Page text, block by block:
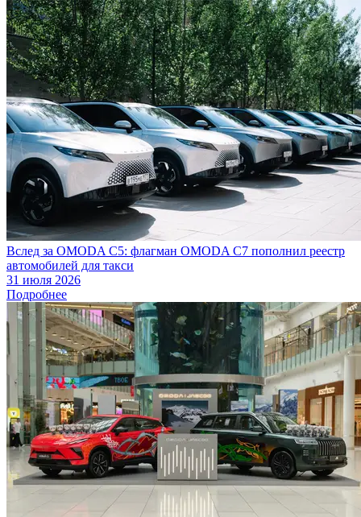
Вслед за OMODA C5: флагман OMODA C7 пополнил реестр
автомобилей для такси
31 июля 2026
Подробнее